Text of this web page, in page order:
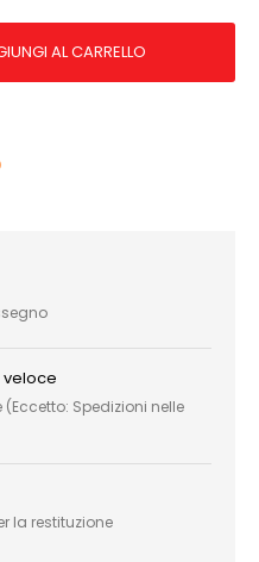
AL CARRELLO
veloce
Spedizioni nelle
la restituzione